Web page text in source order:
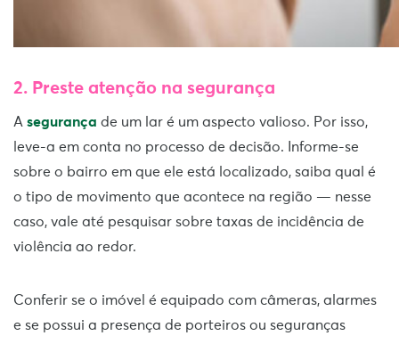
2. Preste atenção na segurança
A segurança de um lar é um aspecto valioso. Por isso,
leve-a em conta no processo de decisão. Informe-se
sobre o bairro em que ele está localizado, saiba qual é
o tipo de movimento que acontece na região — nesse
caso, vale até pesquisar sobre taxas de incidência de
violência ao redor.
Conferir se o imóvel é equipado com câmeras, alarmes
e se possui a presença de porteiros ou seguranças